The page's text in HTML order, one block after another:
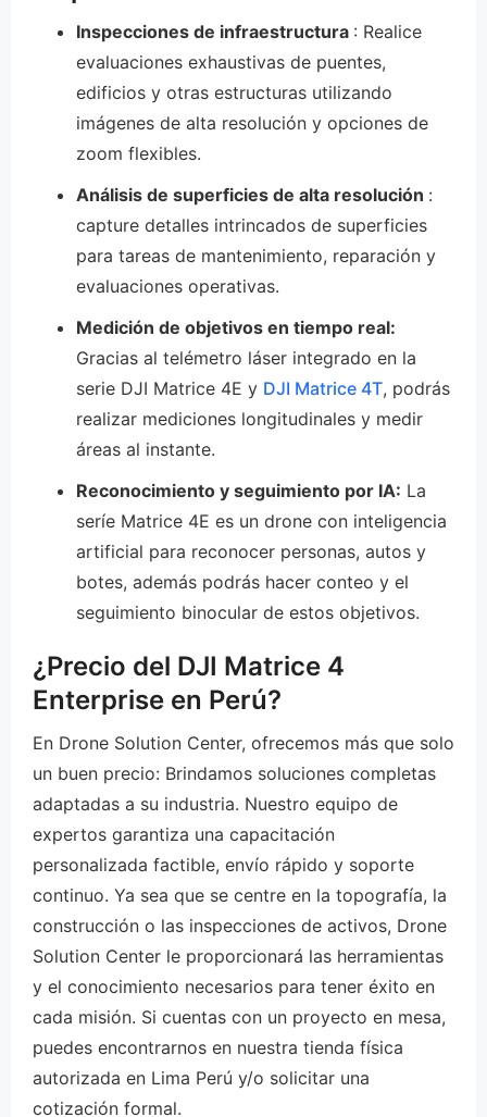
Inspecciones de infraestructura : Realice
evaluaciones exhaustivas de puentes,
edificios y otras estructuras utilizando
imágenes de alta resolución y opciones de
zoom flexibles.
Análisis de superficies de alta resolución :
capture detalles intrincados de superficies
para tareas de mantenimiento, reparación y
evaluaciones operativas.
Medición de objetivos en tiempo real:
Gracias al telémetro láser integrado en la
serie DJI Matrice 4E y DJI Matrice 4T, podrás
realizar mediciones longitudinales y medir
áreas al instante.
Reconocimiento y seguimiento por IA: La
seríe Matrice 4E es un drone con inteligencia
artificial para reconocer personas, autos y
botes, además podrás hacer conteo y el
seguimiento binocular de estos objetivos.
¿Precio del DJI Matrice 4
Enterprise en Perú?
En Drone Solution Center, ofrecemos más que solo
un buen precio: Brindamos soluciones completas
adaptadas a su industria. Nuestro equipo de
expertos garantiza una capacitación
personalizada factible, envío rápido y soporte
continuo. Ya sea que se centre en la topografía, la
construcción o las inspecciones de activos, Drone
Solution Center le proporcionará las herramientas
y el conocimiento necesarios para tener éxito en
cada misión. Si cuentas con un proyecto en mesa,
puedes encontrarnos en nuestra tienda física
autorizada en Lima Perú y/o solicitar una
cotización formal.